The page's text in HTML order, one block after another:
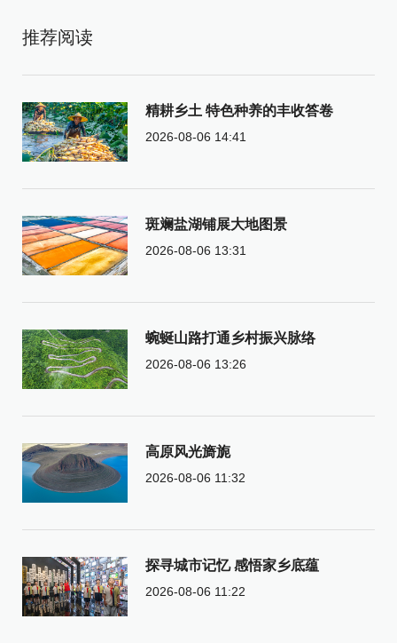
推荐阅读
精耕乡土 特色种养的丰收答卷
2026-08-06 14:41
斑斓盐湖铺展大地图景
2026-08-06 13:31
蜿蜒山路打通乡村振兴脉络
2026-08-06 13:26
高原风光旖旎
2026-08-06 11:32
探寻城市记忆 感悟家乡底蕴
2026-08-06 11:22